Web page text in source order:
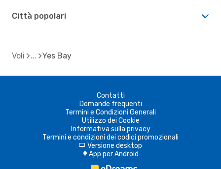
Città popolari
Voli Yes Bay
Contatti
Domande frequenti
Termini e Condizioni Generali
Utilizzo dei Cookie
Informativa sulla privacy
Termini e condizioni dei codici promozionali
d Versione desktop
A App per Android